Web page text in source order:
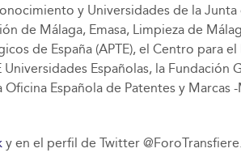
y Universidades de la
de Málaga, Emasa, Limpieza de
de España (APTE), el Centro para
Españolas, la Fundación
Oficina Española de Patentes y
y en el perfil de Twitter @ForoTransfiere.